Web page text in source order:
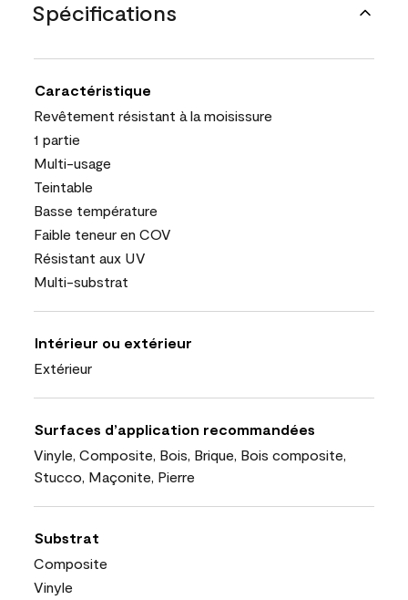
Spécifications
Caractéristique
Revêtement résistant à la moisissure
1 partie
Multi-usage
Teintable
Basse température
Faible teneur en COV
Résistant aux UV
Multi-substrat
Intérieur ou extérieur
Extérieur
Surfaces d’application recommandées
Vinyle, Composite, Bois, Brique, Bois composite,
Stucco, Maçonite, Pierre
Substrat
Composite
Vinyle